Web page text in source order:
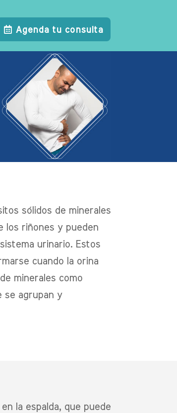
Agenda tu consulta
sólidos de minerales
los riñones y pueden
urinario. Estos
cuando la orina
minerales como
se agrupan y
la espalda, que puede